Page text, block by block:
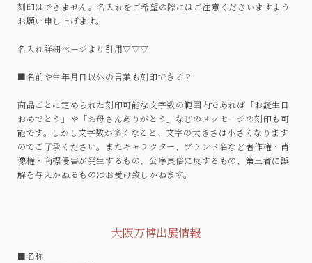
刻印はできません。名入れをご希望の際にはご注意くださいますよう
お願い申し上げます。
名入れ詳細ページより引用▽▽▽
■名前や生年月日以外の言葉も刻印できる？
商品ごとに定められた刻印可能な文字数の範囲内であれば「お誕生日
おめでとう」や「お母さんありがとう」などのメッセージの刻印も可
能です。しかし文字数が多くなると、文字の大きさは小さくなります
のでご了承ください。またキャラクター、ブランド名など著作権・肖
像権・商標侵害が発生するもの、公序良俗に反するもの、第三者に誤
解を与えかねるものはお受け致しかねます。
大阪万博出展情報
■名称